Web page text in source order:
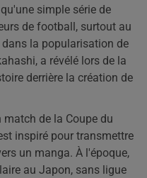
simple série de
de football, surtout au
la popularisation de
a révélé lors de la
derrière la création de
match de la Coupe du
inspiré pour transmettre
un manga. À l'époque,
au Japon, sans ligue